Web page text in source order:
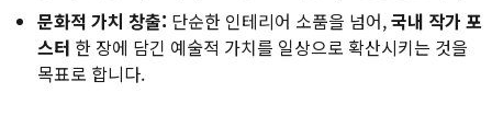
문화적 가치 창출: 단순한 인테리어 소품을 넘어,국내 작가 포
스터 한 장에 담긴 예술적 가치를 일상으로 확산시키는 것을
목표로 합니다.